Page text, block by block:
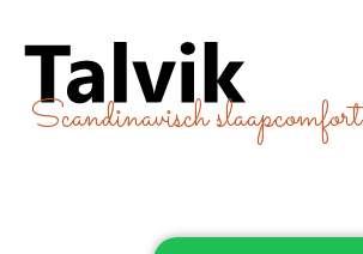
Scandinavisch slaapcomfort